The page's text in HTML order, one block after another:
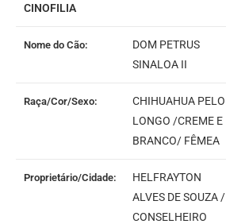
CINOFILIA
Nome do Cão:
DOM PETRUS
SINALOA II
Raça/Cor/Sexo:
CHIHUAHUA PELO
LONGO /CREME E
BRANCO/ FÊMEA
Proprietário/Cidade:
HELFRAYTON
ALVES DE SOUZA /
CONSELHEIRO